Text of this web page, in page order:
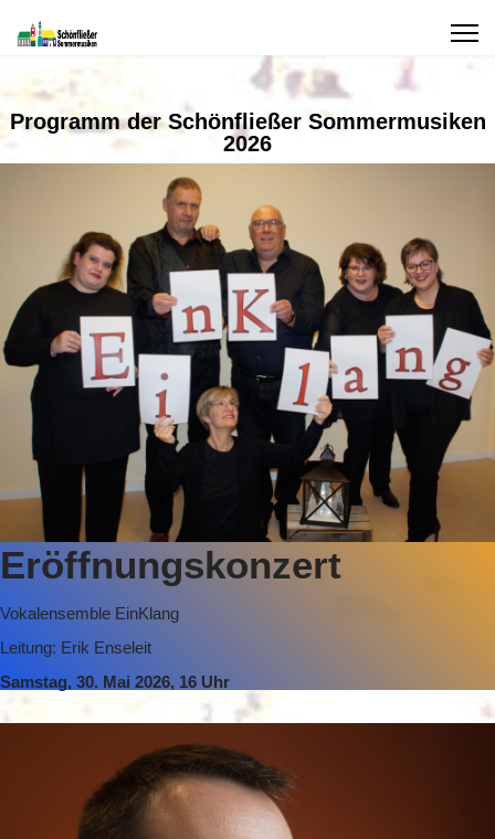
Programm der Schönfließer Sommermusiken
2026
Eröffnungskonzert
Vokalensemble EinKlang
Leitung: Erik Enseleit
Samstag, 30. Mai 2026, 16 Uhr